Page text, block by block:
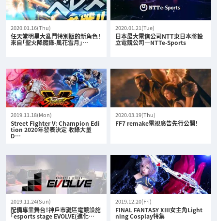
2020.01.16(Thu)
任天堂明星大亂鬥特別版的新角色！
來自「聖火降魔錄-風花雪月」…
2020.01.21(Tue)
日本最大電信公司NTT東日本將設
立電競公司—NTTe-Sports
2019.11.18(Mon)
Street Fighter V: Champion Edi
tion 2020年發表決定 收錄大量
D…
2020.03.19(Thu)
FF7 remake電視廣告先行公開！
2019.11.24(Sun)
配備專業舞台！神戶市灘區電競設施
「esports stage EVOLVE(進化…
2019.12.20(Fri)
FINAL FANTASY XIII女主角Light
ning Cosplay特集